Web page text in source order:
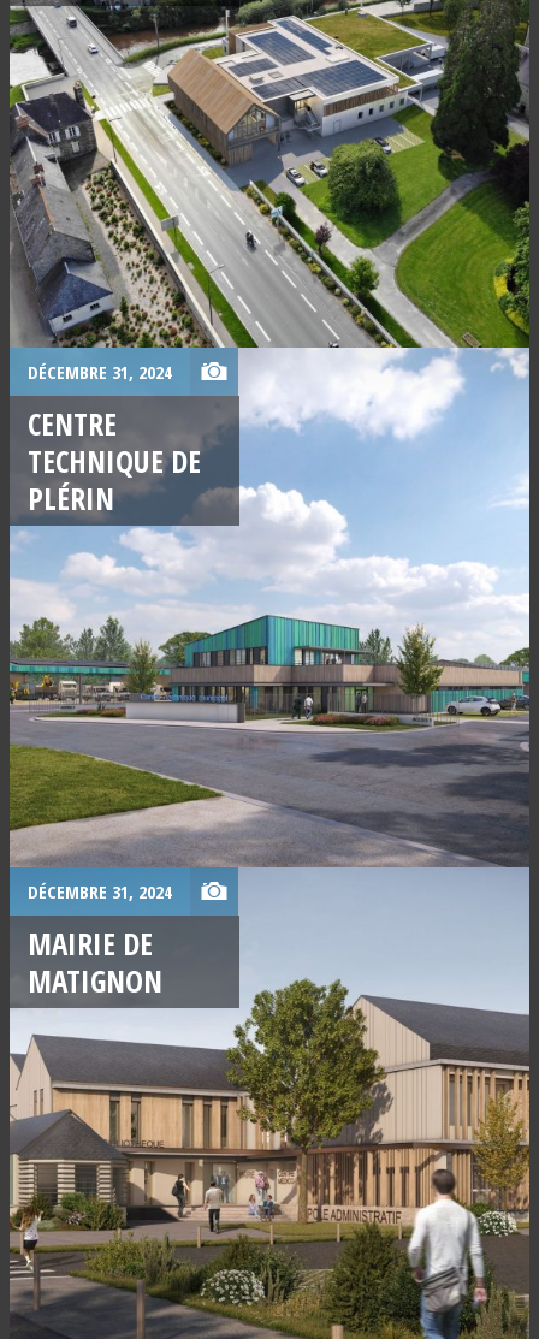
DÉCEMBRE 31, 2024
CENTRE
TECHNIQUE DE
PLÉRIN
DÉCEMBRE 31, 2024
MAIRIE DE
MATIGNON